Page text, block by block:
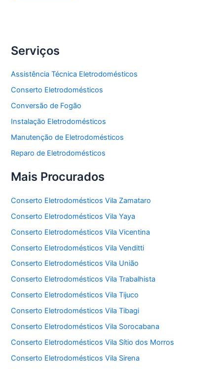
Serviços
Assistência Técnica Eletrodomésticos
Conserto Eletrodomésticos
Conversão de Fogão
Instalação Eletrodomésticos
Manutenção de Eletrodomésticos
Reparo de Eletrodomésticos
Mais Procurados
Conserto Eletrodomésticos Vila Zamataro
Conserto Eletrodomésticos Vila Yaya
Conserto Eletrodomésticos Vila Vicentina
Conserto Eletrodomésticos Vila Venditti
Conserto Eletrodomésticos Vila União
Conserto Eletrodomésticos Vila Trabalhista
Conserto Eletrodomésticos Vila Tijuco
Conserto Eletrodomésticos Vila Tibagi
Conserto Eletrodomésticos Vila Sorocabana
Conserto Eletrodomésticos Vila Sítio dos Morros
Conserto Eletrodomésticos Vila Sirena